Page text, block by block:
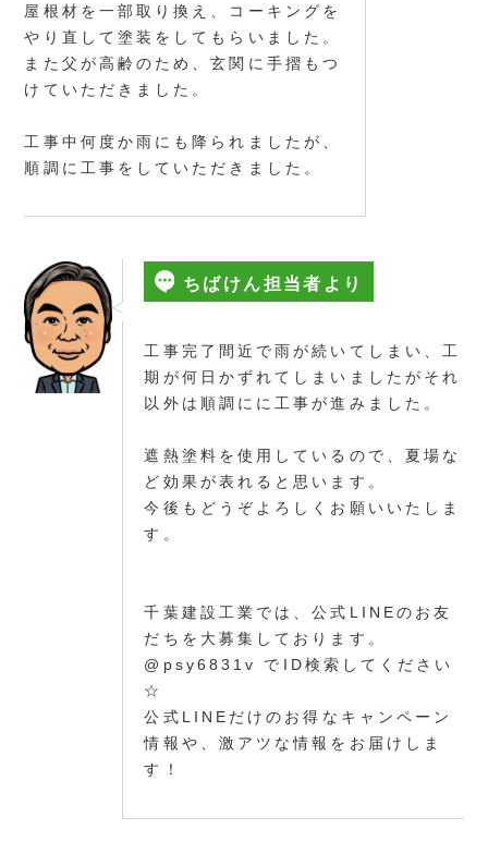
屋根材を一部取り換え、コーキングを
やり直して塗装をしてもらいました。
また父が高齢のため、玄関に手摺もつ
けていただきました。
工事中何度か雨にも降られましたが、
順調に工事をしていただきました。
ちばけん担当者より
工事完了間近で雨が続いてしまい、工
期が何日かずれてしまいましたがそれ
以外は順調にに工事が進みました。
遮熱塗料を使用しているので、夏場な
ど効果が表れると思います。
今後もどうぞよろしくお願いいたしま
す。
千葉建設工業では、公式LINEのお友
だちを大募集しております。
@psy6831v でID検索してください
☆
公式LINEだけのお得なキャンペーン
情報や、激アツな情報をお届けしま
す！